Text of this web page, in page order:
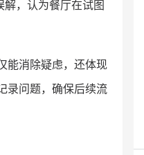
，认为餐厅在试图
能消除疑虑，还体现
录问题，确保后续流